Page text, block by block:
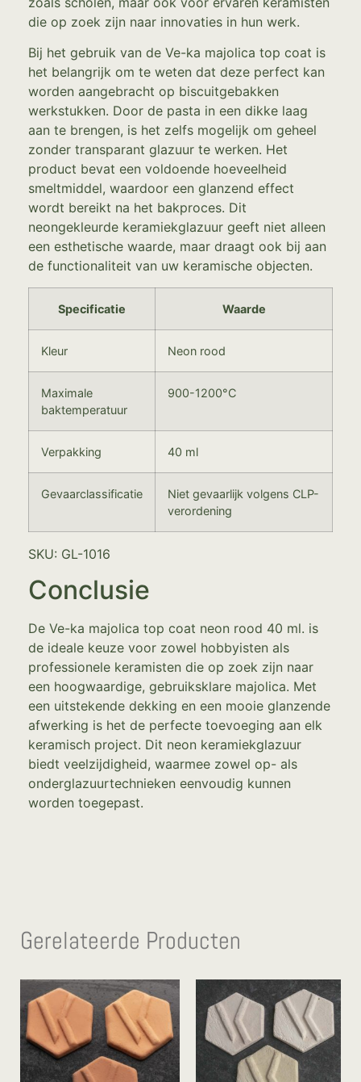
die op zoek zijn naar innovaties in hun werk.
Bij het gebruik van de Ve-ka majolica top coat is
het belangrijk om te weten dat deze perfect kan
worden aangebracht op biscuitgebakken
werkstukken. Door de pasta in een dikke laag
aan te brengen, is het zelfs mogelijk om geheel
zonder transparant glazuur te werken. Het
product bevat een voldoende hoeveelheid
smeltmiddel, waardoor een glanzend effect
wordt bereikt na het bakproces. Dit
neongekleurde keramiekglazuur geeft niet alleen
een esthetische waarde, maar draagt ook bij aan
de functionaliteit van uw keramische objecten.
Specificatie Waarde
Kleur Neon rood
Maximale
baktemperatuur
900-1200°C
Verpakking 40 ml
Gevaarclassificatie
Niet gevaarlijk volgens CLP-
verordening
SKU: GL-1016
Conclusie
De Ve-ka majolica top coat neon rood 40 ml. is
de ideale keuze voor zowel hobbyisten als
professionele keramisten die op zoek zijn naar
een hoogwaardige, gebruiksklare majolica. Met
een uitstekende dekking en een mooie glanzende
afwerking is het de perfecte toevoeging aan elk
keramisch project. Dit neon keramiekglazuur
biedt veelzijdigheid, waarmee zowel op- als
onderglazuurtechnieken eenvoudig kunnen
worden toegepast.
Gerelateerde Producten